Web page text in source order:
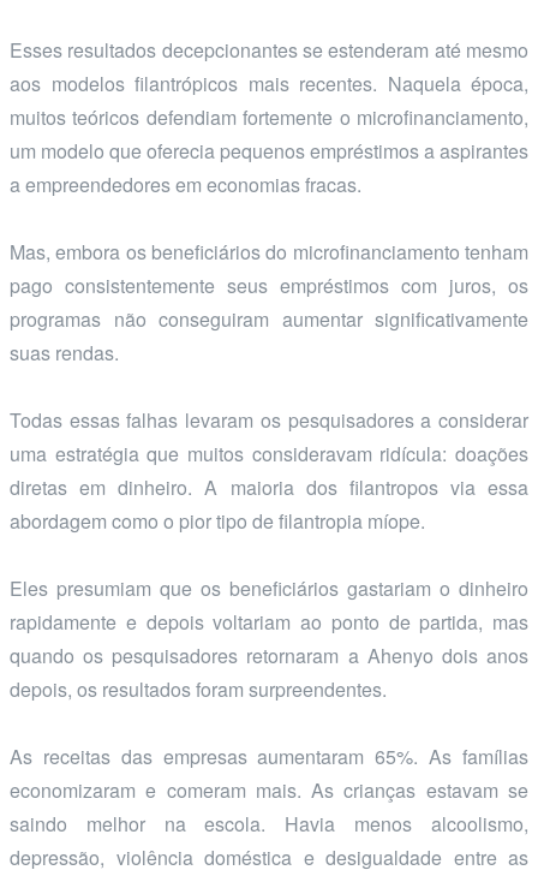
Esses resultados decepcionantes se estenderam até mesmo
aos modelos filantrópicos mais recentes. Naquela época,
muitos teóricos defendiam fortemente o microfinanciamento,
um modelo que oferecia pequenos empréstimos a aspirantes
a empreendedores em economias fracas.
Mas, embora os beneficiários do microfinanciamento tenham
pago consistentemente seus empréstimos com juros, os
programas não conseguiram aumentar significativamente
suas rendas.
Todas essas falhas levaram os pesquisadores a considerar
uma estratégia que muitos consideravam ridícula: doações
diretas em dinheiro. A maioria dos filantropos via essa
abordagem como o pior tipo de filantropia míope.
Eles presumiam que os beneficiários gastariam o dinheiro
rapidamente e depois voltariam ao ponto de partida, mas
quando os pesquisadores retornaram a Ahenyo dois anos
depois, os resultados foram surpreendentes.
As receitas das empresas aumentaram 65%. As famílias
economizaram e comeram mais. As crianças estavam se
saindo melhor na escola. Havia menos alcoolismo,
depressão, violência doméstica e desigualdade entre as